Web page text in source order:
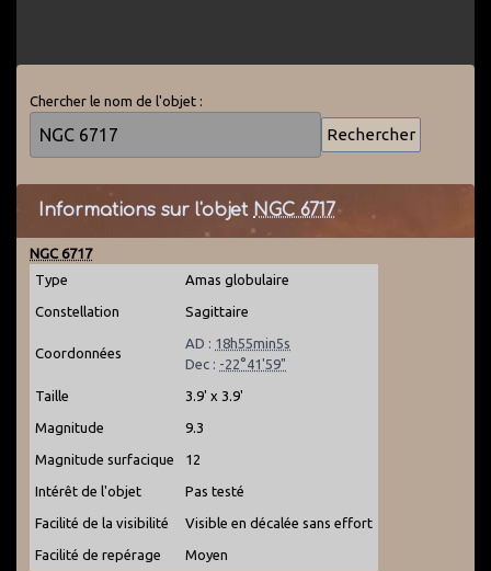
Chercher le nom de l'objet :
Informations sur l'objet NGC 6717
NGC 6717
Type
Amas globulaire
Constellation Sagittaire
Coordonnées
AD : 18h55min5s
Dec : -22°41'59"
Taille 3.9' x 3.9'
Magnitude 9.3
Magnitude surfacique 12
Intérêt de l'objet Pas testé
Facilité de la visibilité Visible en décalée sans effort
Facilité de repérage Moyen